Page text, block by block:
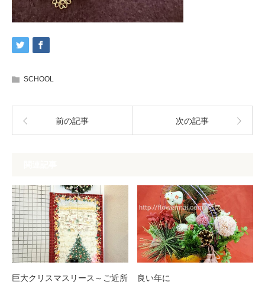
SCHOOL
前の記事 次の記事
巨大クリスマスリース～ご近所
良い年に